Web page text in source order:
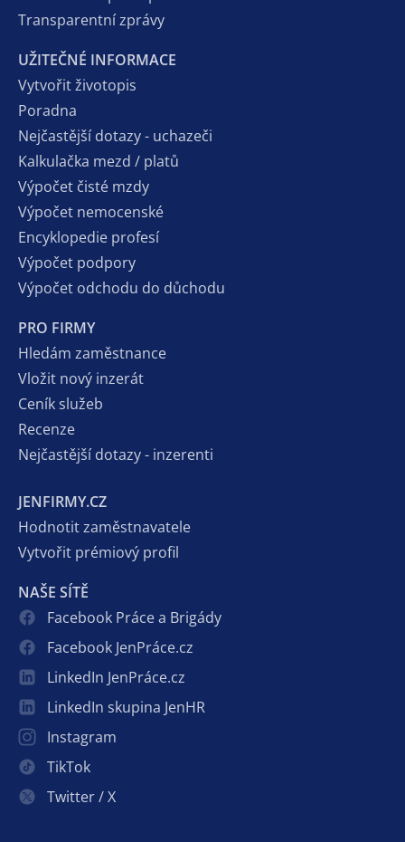
Transparentní zprávy
UŽITEČNÉ INFORMACE
Vytvořit životopis
Poradna
Nejčastější dotazy - uchazeči
Kalkulačka mezd / platů
Výpočet čisté mzdy
Výpočet nemocenské
Encyklopedie profesí
Výpočet podpory
Výpočet odchodu do důchodu
PRO FIRMY
Hledám zaměstnance
Vložit nový inzerát
Ceník služeb
Recenze
Nejčastější dotazy - inzerenti
JENFIRMY.CZ
Hodnotit zaměstnavatele
Vytvořit prémiový profil
NAŠE SÍTĚ
Facebook Práce a Brigády
Facebook JenPráce.cz
LinkedIn JenPráce.cz
LinkedIn skupina JenHR
Instagram
TikTok
Twitter / X